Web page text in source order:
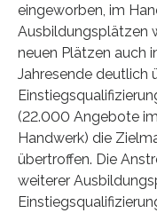
eingeworben, im
Ausbildungsplätzen
neuen Plätzen auch
Jahresende deutlich
(22.000 Angebote
Handwerk) die
übertroffen. Die
weiterer